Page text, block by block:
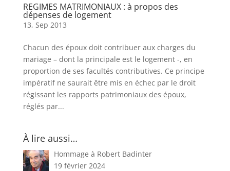
REGIMES MATRIMONIAUX : à propos des
dépenses de logement
13, Sep 2013
Chacun des époux doit contribuer aux charges du
mariage – dont la principale est le logement -, en
proportion de ses facultés contributives. Ce principe
impératif ne saurait être mis en échec par le droit
régissant les rapports patrimoniaux des époux,
réglés par...
À lire aussi…
Hommage à Robert Badinter
19 février 2024